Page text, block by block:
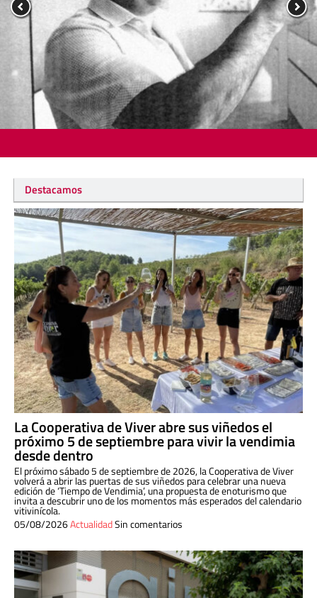
Destacamos
La Cooperativa de Viver abre sus viñedos el
próximo 5 de septiembre para vivir la vendimia
desde dentro
El próximo sábado 5 de septiembre de 2026, la Cooperativa de Viver
volverá a abrir las puertas de sus viñedos para celebrar una nueva
edición de ‘Tiempo de Vendimia’, una propuesta de enoturismo que
invita a descubrir uno de los momentos más esperados del calendario
vitivinícola.
05/08/2026ActualidadSin comentarios